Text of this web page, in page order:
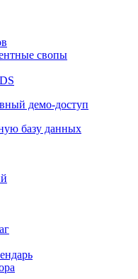
свопы
демо-доступ
базу данных